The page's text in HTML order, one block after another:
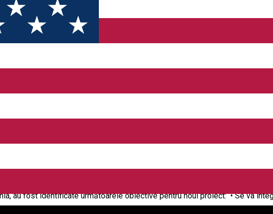
tradiționale
din Transilvania Proiectul "Centrul de interpretare a culturii tradiţionale
cu Institutul Norvegian pentru Cercetarea Patrimoniului Cultural, și
în luna martie 2015 și se va desfășura până în luna aprilie 2016.
MET fiind de 10,42% din totalul costurilor eligibile. Proiectul are la
Cultural în Alma Vii. În urma analizei DIVE (Describe, Interpret, Valuate,
norvegian, fortificația săsească a fost identificată ca fiind cel mai
acestui obiectiv pentru dezvoltarea economică și socială a comunității
au fost identificate următoarele obiective pentru noul proiect: • Se va
și regională prin restaurarea și interpretarea corespunzătoare a